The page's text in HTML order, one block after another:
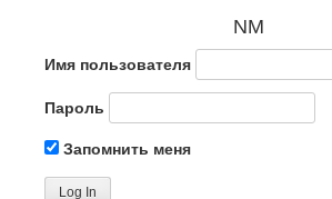
NM
Имя пользователя
Пароль
Запомнить меня